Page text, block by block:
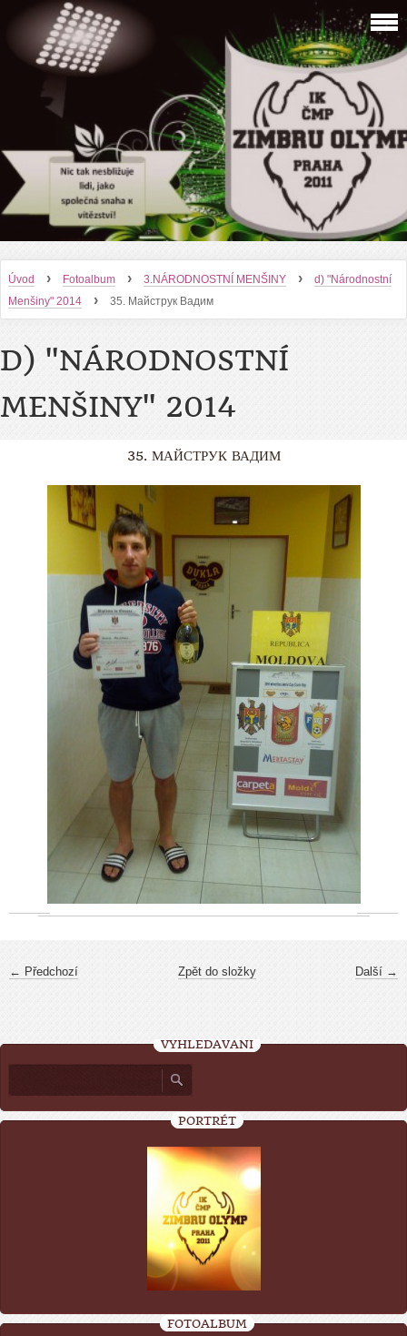
Úvod › Fotoalbum › 3.NÁRODNOSTNÍ MENŠINY ›
d) "Národnostní
Menšiny" 2014
› 35. Майструк Вадим
D) "NÁRODNOSTNÍ
MENŠINY" 2014
35. МАЙСТРУК ВАДИМ
← Předchozí Další →
Zpět do složky
VYHLEDÁVÁNÍ
PORTRÉT
FOTOALBUM